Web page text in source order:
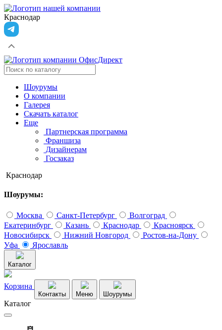
Краснодар
Шоурумы
О компании
Галерея
Скачать каталог
Еще
Партнерская программа
Франшиза
Дизайнерам
Госзаказ
Краснодар
Шоурумы:
Москва Санкт-Петербург
Волгоград
Екатеринбург
Казань Краснодар
Красноярск
Новосибирск
Нижний Новгород
Ростов-на-Дону
Уфа
Ярославль
Каталог
Корзина
Контакты Меню Шоурумы
Каталог